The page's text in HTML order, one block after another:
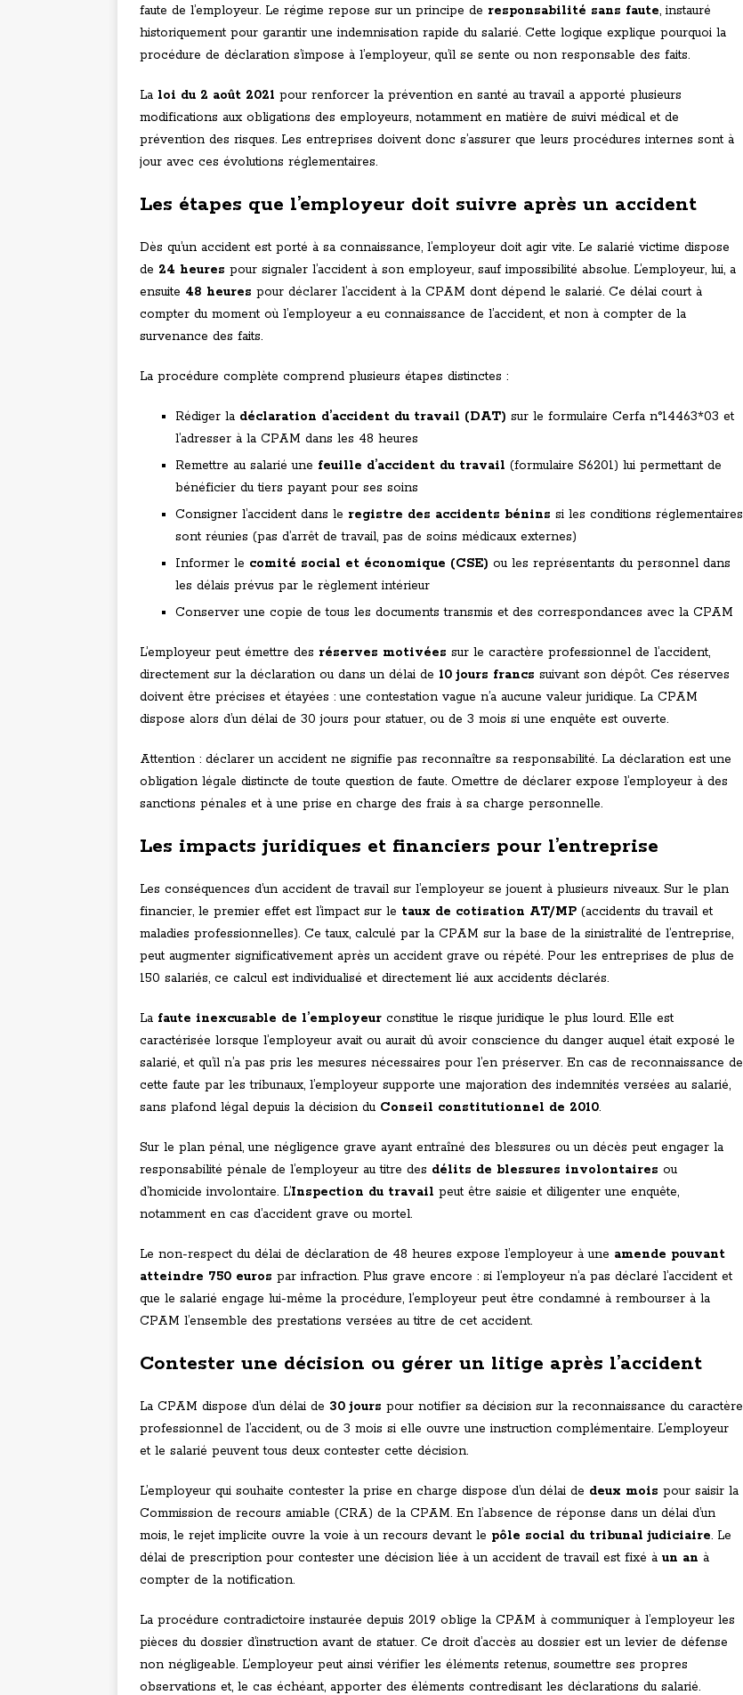
faute de l’employeur. Le régime repose sur un principe de responsabilité sans faute, instauré
historiquement pour garantir une indemnisation rapide du salarié. Cette logique explique pourquoi la
procédure de déclaration s’impose à l’employeur, qu’il se sente ou non responsable des faits.
La loi du 2 août 2021 pour renforcer la prévention en santé au travail a apporté plusieurs
modifications aux obligations des employeurs, notamment en matière de suivi médical et de
prévention des risques. Les entreprises doivent donc s’assurer que leurs procédures internes sont à
jour avec ces évolutions réglementaires.
Les étapes que l’employeur doit suivre après un accident
Dès qu’un accident est porté à sa connaissance, l’employeur doit agir vite. Le salarié victime dispose
de 24 heures pour signaler l’accident à son employeur, sauf impossibilité absolue. L’employeur, lui, a
ensuite 48 heures pour déclarer l’accident à la CPAM dont dépend le salarié. Ce délai court à
compter du moment où l’employeur a eu connaissance de l’accident, et non à compter de la
survenance des faits.
La procédure complète comprend plusieurs étapes distinctes :
Rédiger la déclaration d’accident du travail (DAT) sur le formulaire Cerfa n°14463*03 et
l’adresser à la CPAM dans les 48 heures
Remettre au salarié une feuille d’accident du travail (formulaire S6201) lui permettant de
bénéficier du tiers payant pour ses soins
Consigner l’accident dans le registre des accidents bénins si les conditions réglementaires
sont réunies (pas d’arrêt de travail, pas de soins médicaux externes)
Informer le comité social et économique (CSE) ou les représentants du personnel dans
les délais prévus par le règlement intérieur
Conserver une copie de tous les documents transmis et des correspondances avec la CPAM
L’employeur peut émettre des réserves motivées sur le caractère professionnel de l’accident,
directement sur la déclaration ou dans un délai de 10 jours francs suivant son dépôt. Ces réserves
doivent être précises et étayées : une contestation vague n’a aucune valeur juridique. La CPAM
dispose alors d’un délai de 30 jours pour statuer, ou de 3 mois si une enquête est ouverte.
Attention : déclarer un accident ne signifie pas reconnaître sa responsabilité. La déclaration est une
obligation légale distincte de toute question de faute. Omettre de déclarer expose l’employeur à des
sanctions pénales et à une prise en charge des frais à sa charge personnelle.
Les impacts juridiques et financiers pour l’entreprise
Les conséquences d’un accident de travail sur l’employeur se jouent à plusieurs niveaux. Sur le plan
financier, le premier effet est l’impact sur le taux de cotisation AT/MP (accidents du travail et
maladies professionnelles). Ce taux, calculé par la CPAM sur la base de la sinistralité de l’entreprise,
peut augmenter significativement après un accident grave ou répété. Pour les entreprises de plus de
150 salariés, ce calcul est individualisé et directement lié aux accidents déclarés.
La faute inexcusable de l’employeur constitue le risque juridique le plus lourd. Elle est
caractérisée lorsque l’employeur avait ou aurait dû avoir conscience du danger auquel était exposé le
salarié, et qu’il n’a pas pris les mesures nécessaires pour l’en préserver. En cas de reconnaissance de
cette faute par les tribunaux, l’employeur supporte une majoration des indemnités versées au salarié,
sans plafond légal depuis la décision du Conseil constitutionnel de 2010.
Sur le plan pénal, une négligence grave ayant entraîné des blessures ou un décès peut engager la
responsabilité pénale de l’employeur au titre des délits de blessures involontaires ou
d’homicide involontaire. L’Inspection du travail peut être saisie et diligenter une enquête,
notamment en cas d’accident grave ou mortel.
Le non-respect du délai de déclaration de 48 heures expose l’employeur à une amende pouvant
atteindre 750 euros par infraction. Plus grave encore : si l’employeur n’a pas déclaré l’accident et
que le salarié engage lui-même la procédure, l’employeur peut être condamné à rembourser à la
CPAM l’ensemble des prestations versées au titre de cet accident.
Contester une décision ou gérer un litige après l’accident
La CPAM dispose d’un délai de 30 jours pour notifier sa décision sur la reconnaissance du caractère
professionnel de l’accident, ou de 3 mois si elle ouvre une instruction complémentaire. L’employeur
et le salarié peuvent tous deux contester cette décision.
L’employeur qui souhaite contester la prise en charge dispose d’un délai de deux mois pour saisir la
Commission de recours amiable (CRA) de la CPAM. En l’absence de réponse dans un délai d’un
mois, le rejet implicite ouvre la voie à un recours devant le pôle social du tribunal judiciaire. Le
délai de prescription pour contester une décision liée à un accident de travail est fixé à un an à
compter de la notification.
La procédure contradictoire instaurée depuis 2019 oblige la CPAM à communiquer à l’employeur les
pièces du dossier d’instruction avant de statuer. Ce droit d’accès au dossier est un levier de défense
non négligeable. L’employeur peut ainsi vérifier les éléments retenus, soumettre ses propres
observations et, le cas échéant, apporter des éléments contredisant les déclarations du salarié.